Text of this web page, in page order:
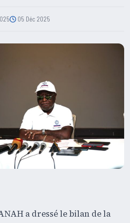
05 Déc 2025
a dressé le bilan de la